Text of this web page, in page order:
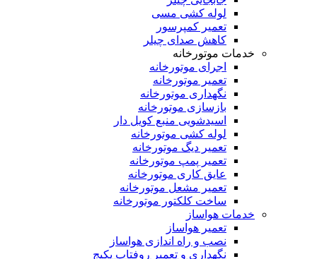
لوله کشی مسی
تعمیر کمپرسور
کاهش صدای چیلر
خدمات موتورخانه
اجرای موتورخانه
تعمیر موتورخانه
نگهداری موتورخانه
بازسازی موتورخانه
اسیدشویی منبع کویل دار
لوله کشی موتورخانه
تعمیر دیگ موتورخانه
تعمیر پمپ موتورخانه
عایق کاری موتورخانه
تعمیر مشعل موتورخانه
ساخت کلکتور موتورخانه
خدمات هواساز
تعمیر هواساز
نصب و راه اندازی هواساز
نگهداری و تعمیر روفتاپ پکیج